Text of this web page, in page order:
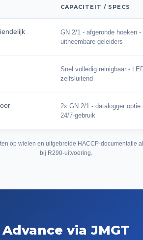
CAPACITEIT / SPECS
GN 2/1 - afgeronde hoeken -
uitneembare geleiders
Snel volledig reinigbaar -
zelfsluitend
2x GN 2/1 - datalogger optie
24/7-gebruik
op wielen en uitgebreide HACCP-documentatie
bij R290-uitvoering.
Advance via JMGT